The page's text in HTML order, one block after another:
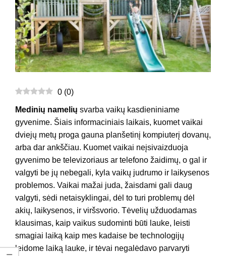
0 (0)
Medinių namelių svarba vaikų kasdieniniame
gyvenime. Šiais informaciniais laikais, kuomet vaikai
dviejų metų proga gauna planšetinį kompiuterį dovanų,
arba dar ankščiau. Kuomet vaikai neįsivaizduoja
gyvenimo be televizoriaus ar telefono žaidimų, o gal ir
valgyti be jų nebegali, kyla vaikų judrumo ir laikysenos
problemos. Vaikai mažai juda, žaisdami gali daug
valgyti, sėdi netaisyklingai, dėl to turi problemų dėl
akių, laikysenos, ir viršsvorio. Tėvelių užduodamas
klausimas, kaip vaikus sudominti būti lauke, leisti
smagiai laiką kaip mes kadaise be technologijų
leidome laiką lauke, ir tėvai negalėdavo parvaryti